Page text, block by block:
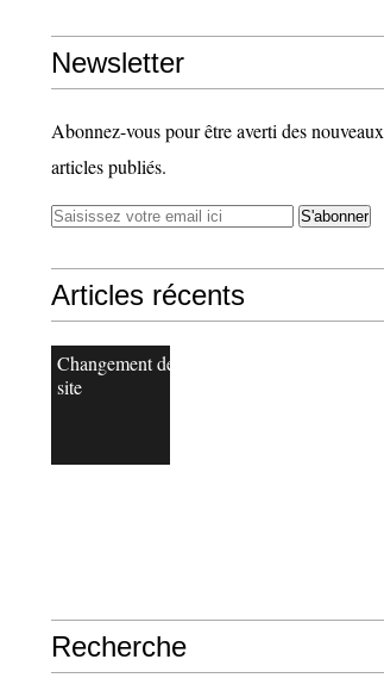
Newsletter
Abonnez-vous pour être averti des nouveaux
articles publiés.
Articles récents
Changement de
site
Recherche